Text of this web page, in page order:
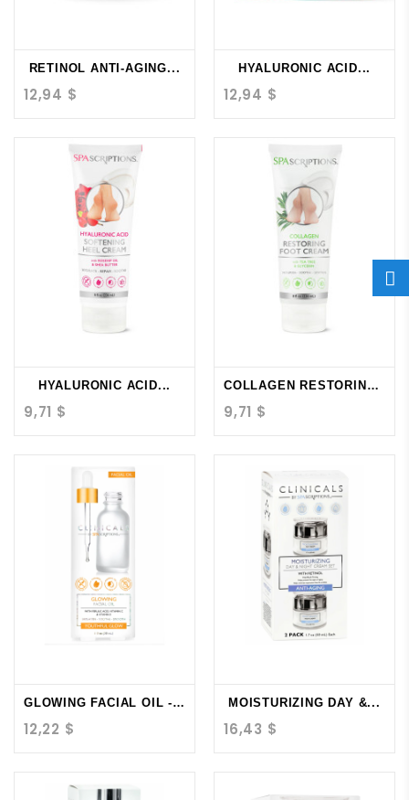
RETINOL ANTI-AGING...
12,94 $
HYALURONIC ACID...
12,94 $
HYALURONIC ACID...
9,71 $
COLLAGEN RESTORING...
9,71 $
GLOWING FACIAL OIL -...
12,22 $
MOISTURIZING DAY &...
16,43 $